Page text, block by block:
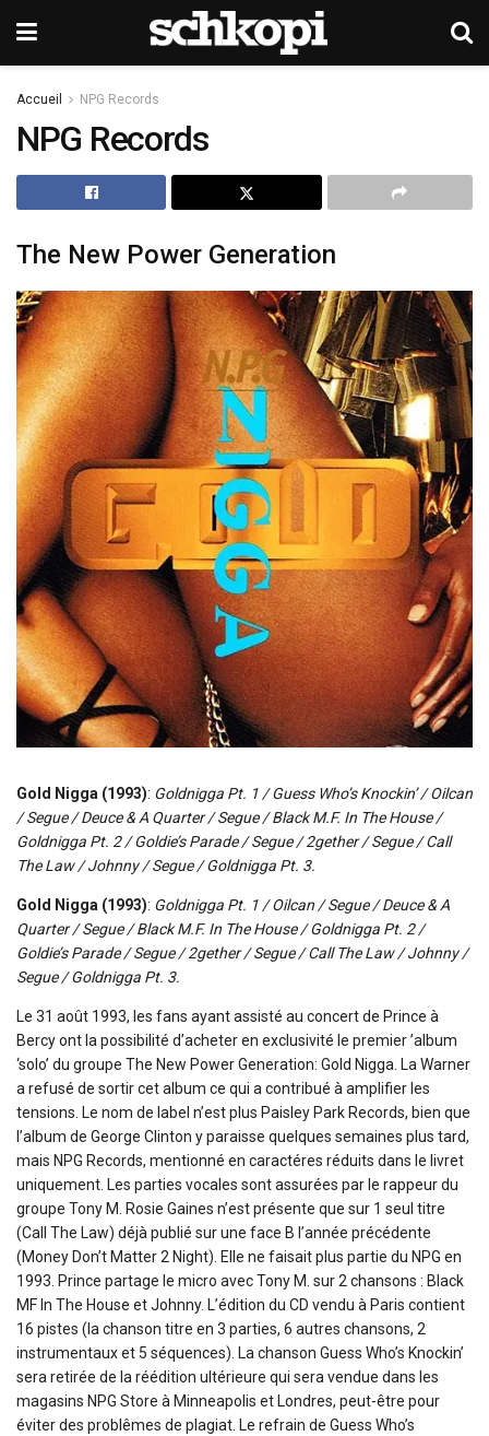
Accueil NPG Records
NPG Records
The New Power Generation
Gold Nigga (1993): Goldnigga Pt. 1 / Guess Who’s Knockin’ / Oilcan
/ Segue / Deuce & A Quarter / Segue / Black M.F. In The House /
Goldnigga Pt. 2 / Goldie’s Parade / Segue / 2gether / Segue / Call
The Law / Johnny / Segue / Goldnigga Pt. 3.
Gold Nigga (1993): Goldnigga Pt. 1 / Oilcan / Segue / Deuce & A
Quarter / Segue / Black M.F. In The House / Goldnigga Pt. 2 /
Goldie’s Parade / Segue / 2gether / Segue / Call The Law / Johnny /
Segue / Goldnigga Pt. 3.
Le 31 août 1993, les fans ayant assisté au concert de Prince à
Bercy ont la possibilité d’acheter en exclusivité le premier ’album
‘solo’ du groupe The New Power Generation: Gold Nigga. La Warner
a refusé de sortir cet album ce qui a contribué à amplifier les
tensions. Le nom de label n’est plus Paisley Park Records, bien que
l’album de George Clinton y paraisse quelques semaines plus tard,
mais NPG Records, mentionné en caractéres réduits dans le livret
uniquement. Les parties vocales sont assurées par le rappeur du
groupe Tony M. Rosie Gaines n’est présente que sur 1 seul titre
(Call The Law) déjà publié sur une face B l’année précédente
(Money Don’t Matter 2 Night). Elle ne faisait plus partie du NPG en
1993. Prince partage le micro avec Tony M. sur 2 chansons : Black
MF In The House et Johnny. L’édition du CD vendu à Paris contient
16 pistes (la chanson titre en 3 parties, 6 autres chansons, 2
instrumentaux et 5 séquences). La chanson Guess Who’s Knockin’
sera retirée de la réédition ultérieure qui sera vendue dans les
magasins NPG Store à Minneapolis et Londres, peut-être pour
éviter des problêmes de plagiat. Le refrain de Guess Who’s